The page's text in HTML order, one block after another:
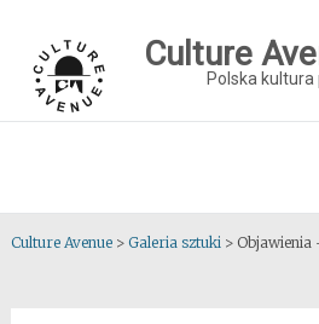
content
Culture
Polska
Culture Avenue> Galeria sztuki> Objawienia